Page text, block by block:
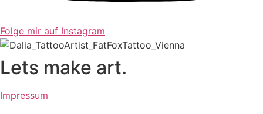
Folge mir auf Instagram
Lets make art.
Impressum